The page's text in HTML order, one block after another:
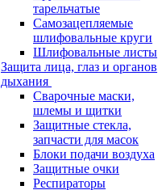
тарельчатые
Самозацепляемые
шлифовальные круги
Шлифовальные листы
Защита лица, глаз и органов
дыхания
Сварочные маски,
шлемы и щитки
Защитные стекла,
запчасти для масок
Блоки подачи воздуха
Защитные очки
Респираторы